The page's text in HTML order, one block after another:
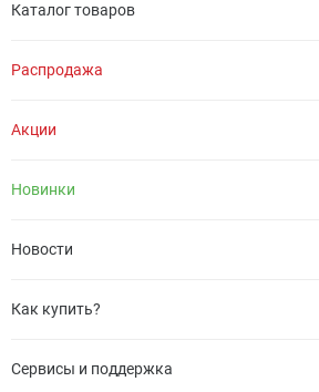
Каталог товаров
Распродажа
Акции
Новинки
Новости
Как купить?
Сервисы и поддержка